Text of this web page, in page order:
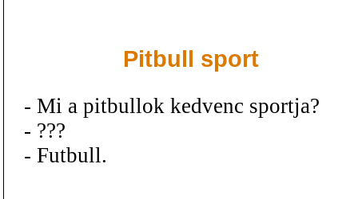
Pitbull sport
- Mi a pitbullok kedvenc sportja?
- ???
- Futbull.